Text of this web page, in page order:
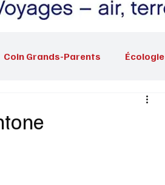
Coin Grands-Parents Écologie
Voyages